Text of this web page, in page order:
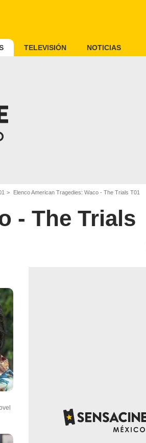
TELEVISIÓN NOTICIAS
Elenco American Tragedies: Waco - The Trials T01
- The Trials